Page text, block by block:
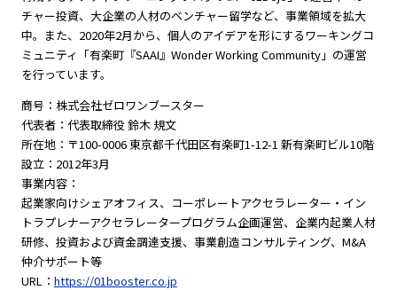
チャー投資、大企業の人材のベンチャー留学など、事業領域を拡大
中。また、2020年2月から、個人のアイデアを形にするワーキングコ
ミュニティ「有楽町『SAAI』Wonder Working Community」の運営
を行っています。
商号：株式会社ゼロワンブースター
代表者：代表取締役 鈴木 規文
所在地：〒100-0006 東京都千代田区有楽町1-12-1 新有楽町ビル10階
設立：2012年3月
事業内容：
起業家向けシェアオフィス、コーポレートアクセラレーター・イン
トラプレナーアクセラレータープログラム企画運営、企業内起業人材
研修、投資および資金調達支援、事業創造コンサルティング、M&A
仲介サポート等
URL： https://01booster.co.jp